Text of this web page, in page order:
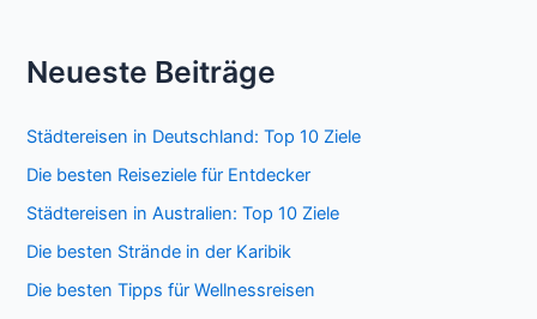
Neueste Beiträge
Städtereisen in Deutschland: Top 10 Ziele
Die besten Reiseziele für Entdecker
Städtereisen in Australien: Top 10 Ziele
Die besten Strände in der Karibik
Die besten Tipps für Wellnessreisen